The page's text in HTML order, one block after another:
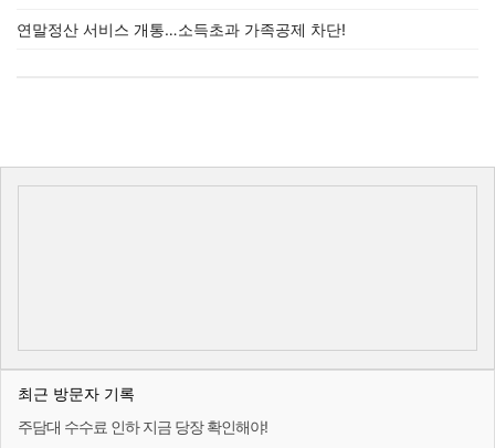
연말정산 서비스 개통…소득초과 가족공제 차단!
최근 방문자 기록
주담대 수수료 인하 지금 당장 확인해야!